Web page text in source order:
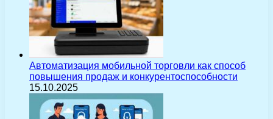
Автоматизация мобильной торговли как способ
повышения продаж и конкурентоспособности
15.10.2025